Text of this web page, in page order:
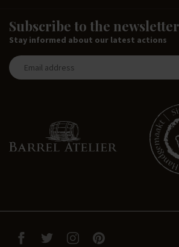
Subscribe to the newsletter
Stay informed about our latest actions